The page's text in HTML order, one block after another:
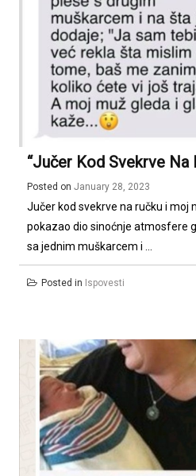
“Jučer Kod Svekrve Na
Posted on January 28, 2023
Jučer kod svekrve na ručku i moj
pokazao dio sinoćnje atmosfere
sa jednim muškarcem i ...
Posted in Ispovesti